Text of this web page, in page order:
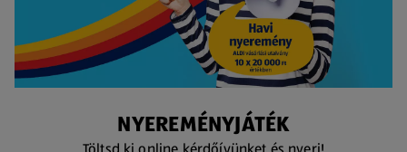
NYEREMÉNYJÁTÉK